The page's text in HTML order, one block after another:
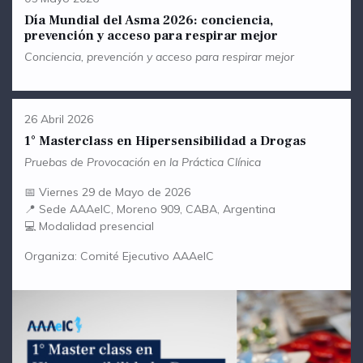
Día Mundial del Asma 2026: conciencia,
prevención y acceso para respirar mejor
Conciencia, prevención y acceso para respirar mejor
26 Abril 2026
1° Masterclass en Hipersensibilidad a Drogas
Pruebas de Provocación en la Práctica Clínica
📅 Viernes 29 de Mayo de 2026
📍 Sede AAAeIC, Moreno 909, CABA, Argentina
💻 Modalidad presencial
Organiza: Comité Ejecutivo AAAeIC